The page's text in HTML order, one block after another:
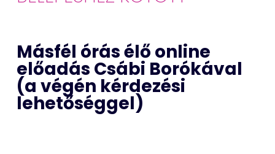
Másfél órás élő online
előadás Csábi Borókával
(a végén kérdezési
lehetőséggel)